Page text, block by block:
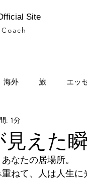
Site
海外 旅 エッ
ポエム
えた
: 1分
なたの居場所。
ねて、人は人生に